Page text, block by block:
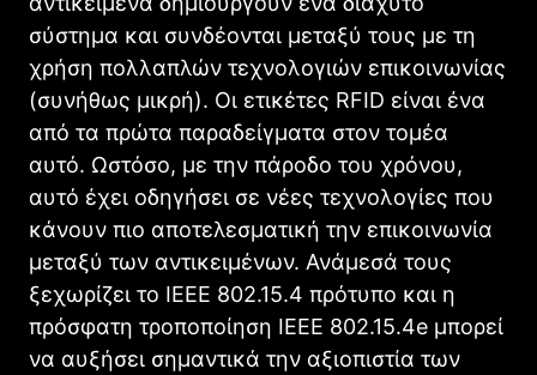
σύστημα και συνδέονται μεταξύ τους με τη
χρήση πολλαπλών τεχνολογιών επικοινωνίας
(συνήθως μικρή). Οι ετικέτες RFID είναι ένα
από τα πρώτα παραδείγματα στον τομέα
αυτό. Ωστόσο, με την πάροδο του χρόνου,
αυτό έχει οδηγήσει σε νέες τεχνολογίες που
κάνουν πιο αποτελεσματική την επικοινωνία
μεταξύ των αντικειμένων. Ανάμεσά τους
ξεχωρίζει το IEEE 802.15.4 πρότυπο και η
πρόσφατη τροποποίηση IEEE 802.15.4e μπορεί
να αυξήσει σημαντικά την αξιοπιστία των